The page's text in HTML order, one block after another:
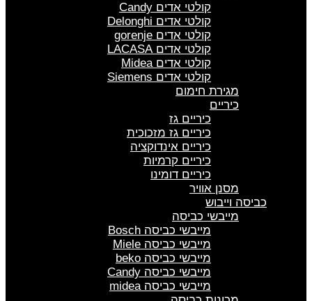
קולטי אדים Candy
קולטי אדים Delonghi
קולטי אדים gorenje
קולטי אדים LACASA
קולטי אדים Midea
קולטי אדים Siemens
מגירת חימום
כיריים
כיריים גז
כיריים גז מזכוכית
כיריים אינדוקציה
כיריים קרמיות
כיריים דומינו
מסנן אוויר
כביסה וייבוש
מייבשי כביסה
מייבשי כביסה Bosch
מייבשי כביסה Miele
מייבשי כביסה beko
מייבשי כביסה Candy
מייבשי כביסה midea